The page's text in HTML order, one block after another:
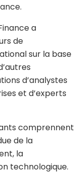
a
de
sur la base
d’analystes
et d’experts
comprennent
de la
la
technologique.